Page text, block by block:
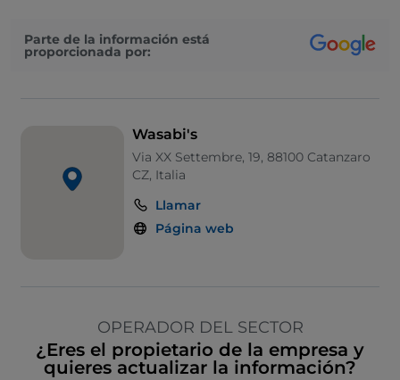
Parte de la información está
proporcionada por:
Wasabi's
Via XX Settembre, 19, 88100 Catanzaro
CZ, Italia
Llamar
Página web
OPERADOR DEL SECTOR
¿Eres el propietario de la empresa y
quieres actualizar la información?